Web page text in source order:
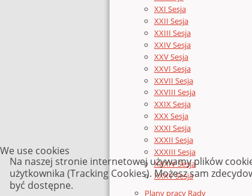
XXI Sesja
XXII Sesja
XXIII Sesja
XXIV Sesja
XXV Sesja
XXVI Sesja
XXVII Sesja
XXVIII Sesja
XXIX Sesja
XXX Sesja
XXXI Sesja
XXXII Sesja
XXXIII Sesja
XXXIV Sesja
XXXV Sesja
Plany pracy Rady
We use cookies
Na naszej stronie internetowej używamy plików
użytkownika (Tracking Cookies). Możesz sam
być dostępne.